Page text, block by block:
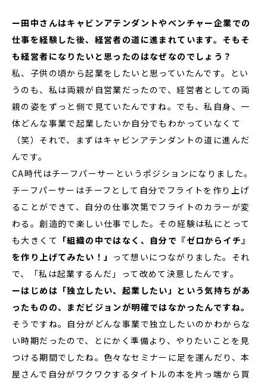
ー田中さんはキャビンアテンダントやベンチャー企業での
仕事を経験した後、経営者の道に進まれています。そもそ
も経営者になりたいと思ったのはなぜなのでしょう？
私、子供の頃から起業をしたいと思っていたんです。とい
うのも、私は両親が自営業だったので、経営者としての両
親の姿をずっと側で見ていたんですね。でも、私自身、一
体どんな事業で起業したいか自分でもわかっていなくて
（笑）それで、まずはキャビンアテンダントの道に進んだ
んです。
CA時代はチーフパーサーというポジションになりました。
チーフパーサーはチーフとして自分でフライトを作り上げ
ることができて、自分の仕事次第でフライトのカラーが変
わる。創造的で楽しい仕事でした。その経験は私にとって
も大きくて 「組織の中ではなく、自分で『ゼロからイチ』
を作り上げてみたい！」 って想いにつながりました。それ
で、「私は起業するんだ」って改めて決意したんです。
ーはじめは「独立したい、起業したい」という気持ちがあ
ったものの、まだビジョンが明確ではなかったんですね。
そうですね。自分がどんな事業で独立したいのかわからな
い時期だったので、とにかく準備より、やりたいことを見
つける期間でしたね。色々なセミナーに足を運んだり、本
屋さんで自分がワクワクするタイトルの本を片っ端から買